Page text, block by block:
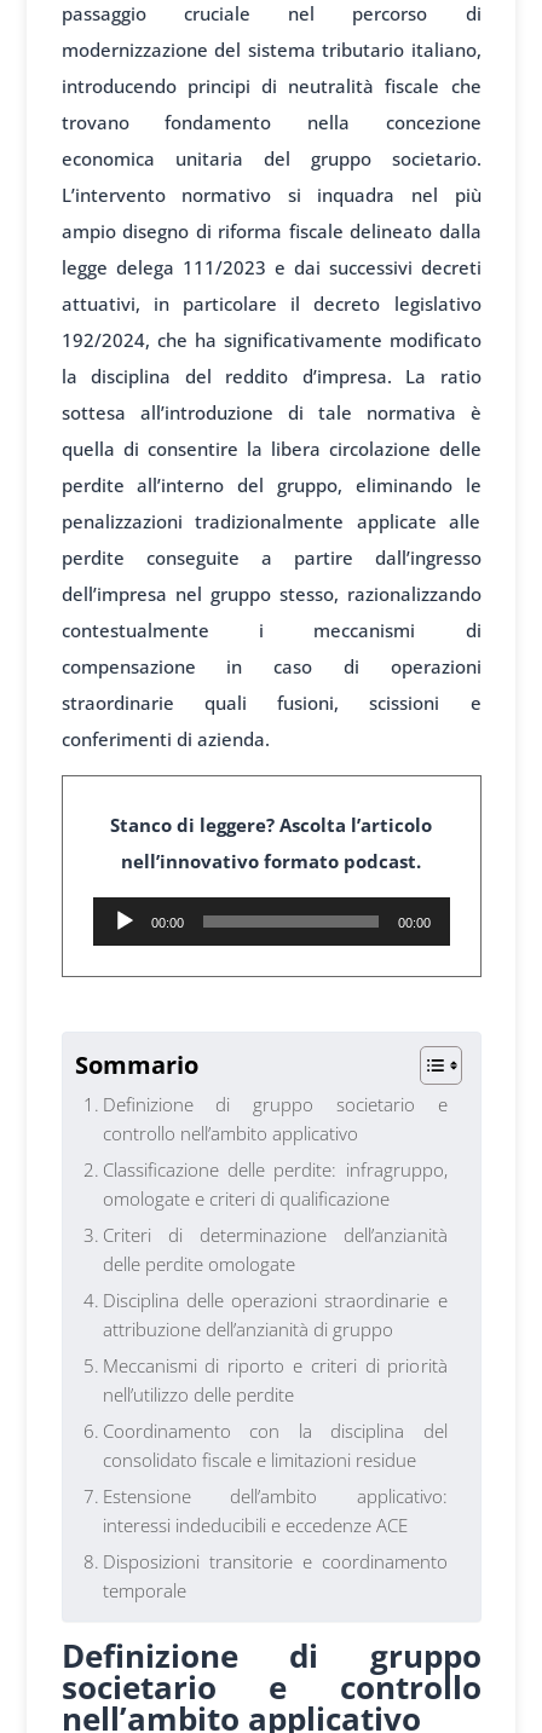
passaggio cruciale nel percorso di
modernizzazione del sistema tributario italiano,
introducendo principi di neutralità fiscale che
trovano fondamento nella concezione
economica unitaria del gruppo societario.
L’intervento normativo si inquadra nel più
ampio disegno di riforma fiscale delineato dalla
legge delega 111/2023 e dai successivi decreti
attuativi, in particolare il decreto legislativo
192/2024, che ha significativamente modificato
la disciplina del reddito d’impresa. La ratio
sottesa all’introduzione di tale normativa è
quella di consentire la libera circolazione delle
perdite all’interno del gruppo, eliminando le
penalizzazioni tradizionalmente applicate alle
perdite conseguite a partire dall’ingresso
dell’impresa nel gruppo stesso, razionalizzando
contestualmente i meccanismi di
compensazione in caso di operazioni
straordinarie quali fusioni, scissioni e
conferimenti di azienda.
Stanco di leggere? Ascolta l’articolo
nell’innovativo formato podcast.
Audio
Player
00:00 00:00
Sommario
Definizione di gruppo societario e
controllo nell’ambito applicativo
Classificazione delle perdite: infragruppo,
omologate e criteri di qualificazione
Criteri di determinazione dell’anzianità
delle perdite omologate
Disciplina delle operazioni straordinarie e
attribuzione dell’anzianità di gruppo
Meccanismi di riporto e criteri di priorità
nell’utilizzo delle perdite
Coordinamento con la disciplina del
consolidato fiscale e limitazioni residue
Estensione dell’ambito applicativo:
interessi indeducibili e eccedenze ACE
Disposizioni transitorie e coordinamento
temporale
Definizione di gruppo
societario e controllo
nell’ambito applicativo